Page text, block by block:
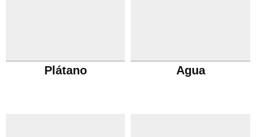
Plátano Agua